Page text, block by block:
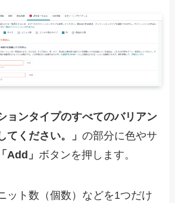
ョンタイプのすべてのバリアン
てください。」の部分に色やサ
「Add」 ボタンを押します。
ット数（個数）などを1つだけ